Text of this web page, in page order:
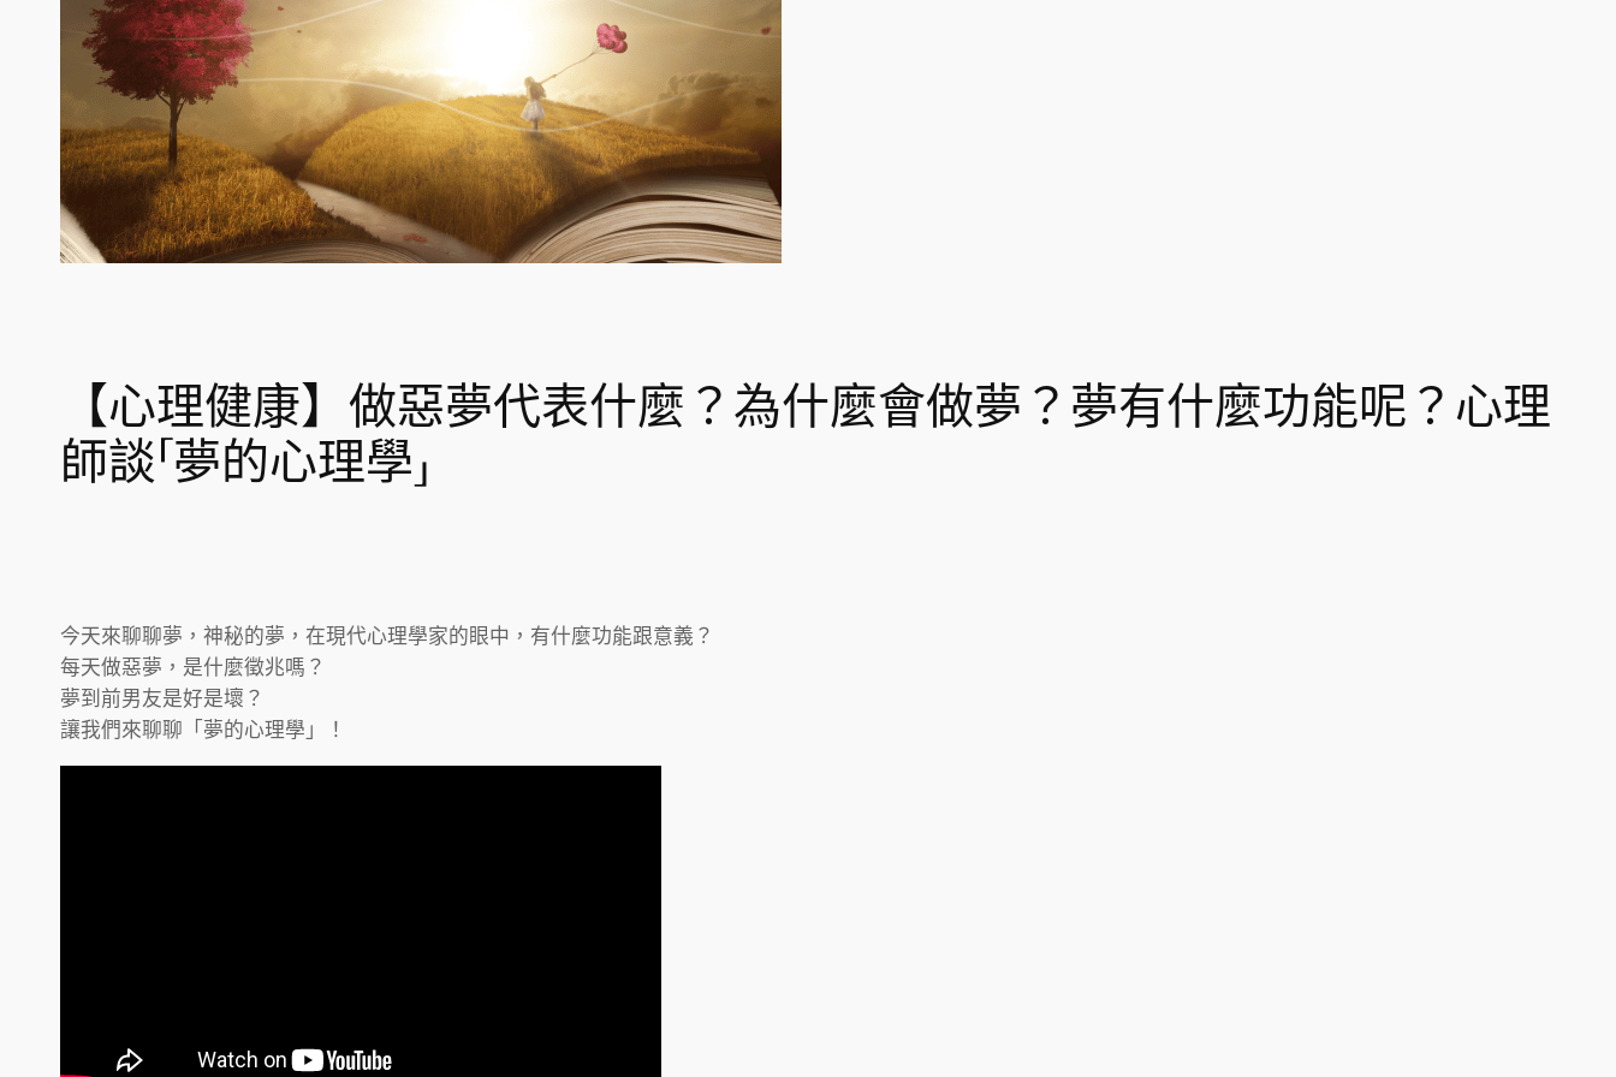
【心理健康】做惡夢代表什麼？為什麼會做夢？夢有什麼功能呢？心理
師談「夢的心理學」
今天來聊聊夢，神秘的夢，在現代心理學家的眼中，有什麼功能跟意義？
每天做惡夢，是什麼徵兆嗎？
夢到前男友是好是壞？
讓我們來聊聊「夢的心理學」！